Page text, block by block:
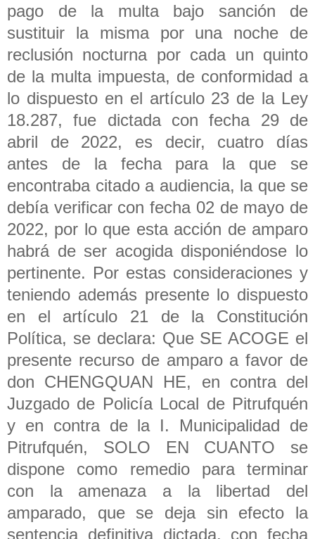
pago de la multa bajo sanción de
sustituir la misma por una noche de
reclusión nocturna por cada un quinto
de la multa impuesta, de conformidad a
lo dispuesto en el artículo 23 de la Ley
18.287, fue dictada con fecha 29 de
abril de 2022, es decir, cuatro días
antes de la fecha para la que se
encontraba citado a audiencia, la que se
debía verificar con fecha 02 de mayo de
2022, por lo que esta acción de amparo
habrá de ser acogida disponiéndose lo
pertinente. Por estas consideraciones y
teniendo además presente lo dispuesto
en el artículo 21 de la Constitución
Política, se declara: Que SE ACOGE el
presente recurso de amparo a favor de
don CHENGQUAN HE, en contra del
Juzgado de Policía Local de Pitrufquén
y en contra de la I. Municipalidad de
Pitrufquén, SOLO EN CUANTO se
dispone como remedio para terminar
con la amenaza a la libertad del
amparado, que se deja sin efecto la
sentencia definitiva dictada, con fecha